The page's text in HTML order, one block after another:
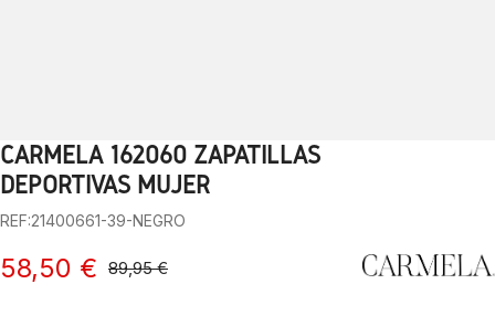
1 2 3 4 5 6 7
CARMELA 162060 ZAPATILLAS
DEPORTIVAS MUJER
REF:21400661-39-NEGRO
58,50 € 89,95 €